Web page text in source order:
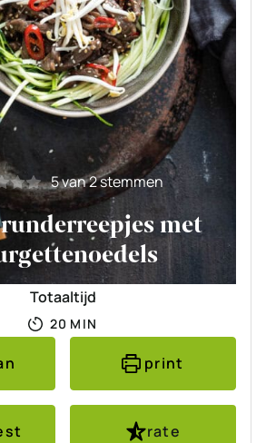
5van2stemmen
met
Totaaltijd
20 MINUTEN
MIN
print
rate